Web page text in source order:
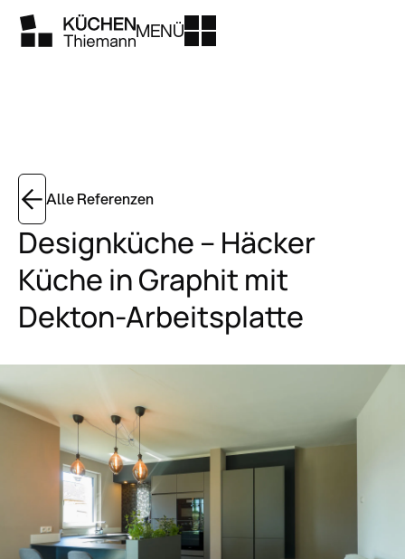
MENÜ
Alle Referenzen
Designküche – Häcker
Küche in Graphit mit
Dekton-Arbeitsplatte